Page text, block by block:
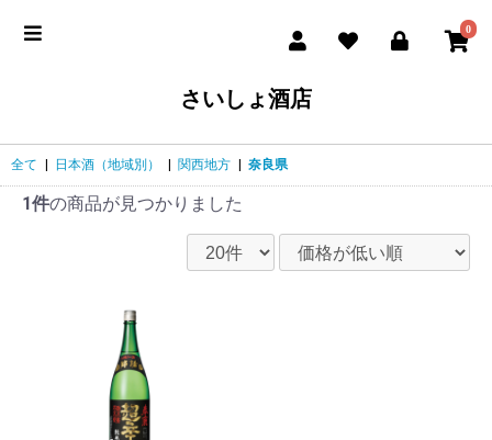
0
さいしょ酒店
全て 日本酒（地域別） 関西地方 奈良県
1件の商品が見つかりました